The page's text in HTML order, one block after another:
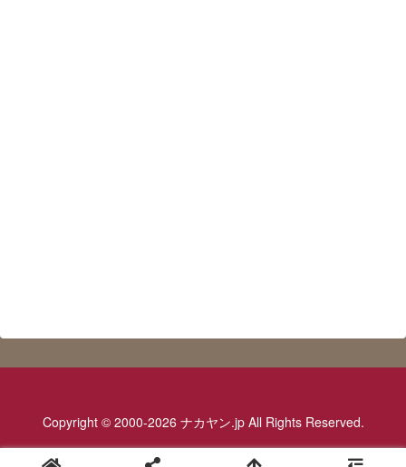
Copyright © 2000-2026 ナカヤン.jp All Rights Reserved.